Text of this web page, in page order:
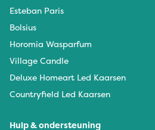
Esteban Paris
Bolsius
Horomia Wasparfum
Village Candle
Deluxe Homeart Led Kaarsen
Countryfield Led Kaarsen
Hulp & ondersteuning